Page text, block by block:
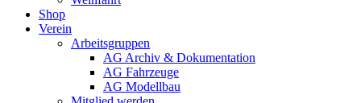
Shop
Verein
Arbeitsgruppen
AG Archiv & Dokumentation
AG Fahrzeuge
AG Modellbau